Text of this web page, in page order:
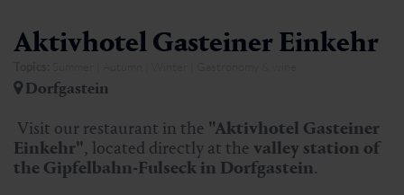
Aktivhotel Gasteiner Einkehr
Dorfgastein
Visit our restaurant in the "Aktivhotel Gasteiner
Einkehr", located directly at the valley station of
the Gipfelbahn-Fulseck in Dorfgastein.